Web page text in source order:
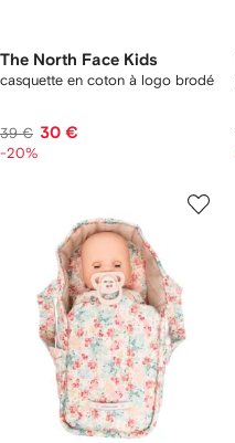
The North Face Kids
casquette en coton à logo brodé
39 € 30 €
-20%